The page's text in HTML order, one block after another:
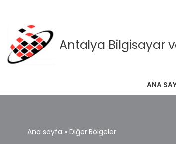
İçeriğe
geç
Antalya Bilgisayar
ANA
Ana sayfa » Diğer Bölgeler